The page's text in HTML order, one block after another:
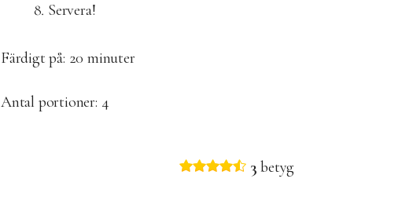
Servera!
Färdigt på: 20 minuter
Antal portioner: 4
3 betyg